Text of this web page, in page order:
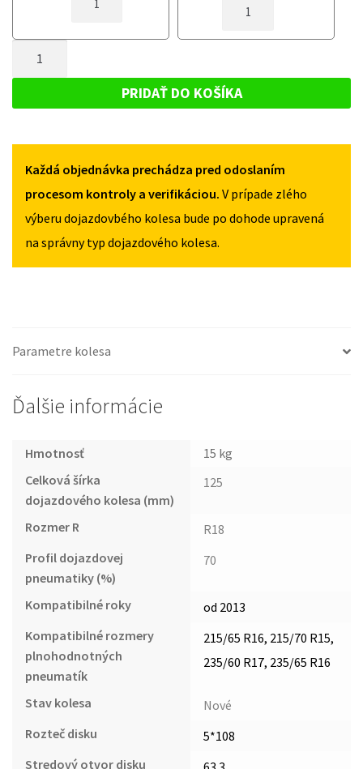
DOJAZDOVÉ
FORD
II
FL
5X108
DOJAZDOVÉ
II
+
2013
125/70R18
FORD
125/70R18
5X108
PRIDAŤ DO KOŠÍKA
Každá objednávka prechádza pred odoslaním
procesom kontroly a verifikáciou. V prípade zlého
výberu dojazdovbého kolesa bude po dohode upravená
na správny typ dojazdového kolesa.
Parametre kolesa
Ďalšie informácie
Hmotnosť
15 kg
Celková šírka
dojazdového kolesa (mm)
125
Rozmer R
R18
Profil dojazdovej
pneumatiky (%)
70
Kompatibilné roky
od 2013
Kompatibilné rozmery
plnohodnotných
pneumatík
215/65 R16, 215/70 R15,
235/60 R17, 235/65 R16
Stav kolesa
Nové
Rozteč disku
5*108
Stredový otvor disku